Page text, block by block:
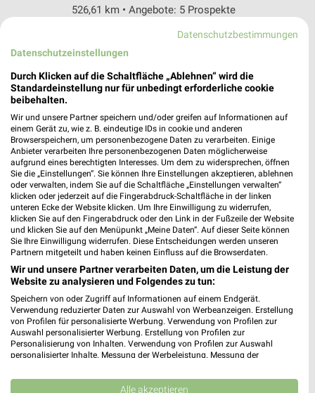
526,61 km • Angebote: 5 Prospekte
GALERIA Rosenheim
83022 Rosenheim
526,72 km • Angebote: 3 Prospekte
Ernsting's family Rosenheim
Äussere Münchener Straße 100
83026 Rosenheim
Heute 09:00 - 20:00 Uhr | Geöffnet
527,83 km
Woolworth Kolbermoor
Carl-Jordan-Str. 18
83059 Kolbermoor
Heute 09:00 - 19:00 Uhr | Geöffnet
Datenschutzbestimmungen
Datenschutzeinstellungen
Durch Klicken auf die Schaltfläche „Ablehnen“ wird die
Standardeinstellung nur für unbedingt erforderliche cookie
beibehalten.
Wir und unsere Partner speichern und/oder greifen auf Informationen auf
einem Gerät zu, wie z. B. eindeutige IDs in cookie und anderen
Browserspeichern, um personenbezogene Daten zu verarbeiten. Einige
Anbieter verarbeiten Ihre personenbezogenen Daten möglicherweise
aufgrund eines berechtigten Interesses. Um dem zu widersprechen, öffnen
Sie die „Einstellungen“. Sie können Ihre Einstellungen akzeptieren, ablehnen
oder verwalten, indem Sie auf die Schaltfläche „Einstellungen verwalten“
klicken oder jederzeit auf die Fingerabdruck-Schaltfläche in der linken
unteren Ecke der Website klicken. Um Ihre Einwilligung zu widerrufen,
klicken Sie auf den Fingerabdruck oder den Link in der Fußzeile der Website
und klicken Sie auf den Menüpunkt „Meine Daten“. Auf dieser Seite können
Sie Ihre Einwilligung widerrufen. Diese Entscheidungen werden unseren
Partnern mitgeteilt und haben keinen Einfluss auf die Browserdaten.
Wir und unsere Partner verarbeiten Daten, um die Leistung der
Website zu analysieren und Folgendes zu tun:
Speichern von oder Zugriff auf Informationen auf einem Endgerät.
Verwendung reduzierter Daten zur Auswahl von Werbeanzeigen. Erstellung
von Profilen für personalisierte Werbung. Verwendung von Profilen zur
Auswahl personalisierter Werbung. Erstellung von Profilen zur
Personalisierung von Inhalten. Verwendung von Profilen zur Auswahl
personalisierter Inhalte. Messung der Werbeleistung. Messung der
Kombinationen von Daten aus verschiedenen Quellen. Entwicklung und
Verbesserung der Angebote. Verwendung reduzierter Daten zur Auswahl
Alle akzeptieren